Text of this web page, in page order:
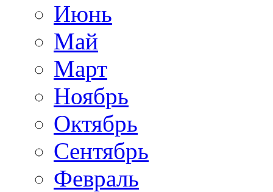
Июнь
Май
Март
Ноябрь
Октябрь
Сентябрь
Февраль